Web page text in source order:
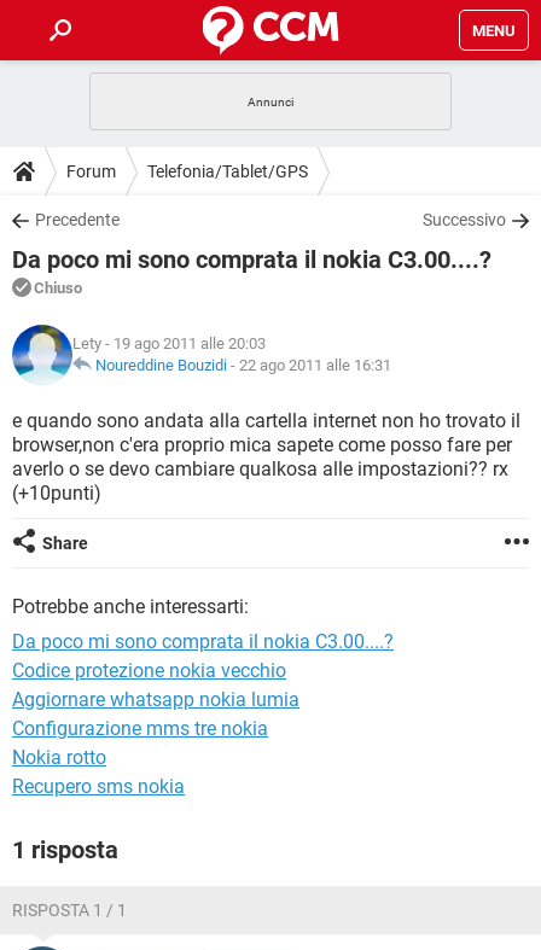
MENU
INTRATTENIMENTO ANDROID
iOS
INSTAGRAM WHATSAPP
TIKTOK
HARDWARE
GUIDE
COVID-19 GAMING
iOS
INSTAGRAM
TIKTOK FACEBOOK
DOWNLOAD
COVID-19 GAMING
INTRATTENIMENTO
iOS
INSTAGRAM
TIKTOK FACEBOOK
HARDWARE
FORUM
COVID-19
INTRATTENIMENTO ANDROID
INSTAGRAM WHATSAPP
TIKTOK
HARDWARE
GLOSSARIO
COVID-19
INTRATTENIMENTO ANDROID
iOS WINDOWS 10
INSTAGRAM
TIKTOK
Forum Telefonia/Tablet/GPS
Precedente Successivo
Da poco mi sono comprata il nokia C3.00....?
Chiuso
Lety - 19 ago 2011 alle 20:03
Noureddine Bouzidi - 22 ago 2011 alle 16:31
e quando sono andata alla cartella internet non ho trovato il
browser,non c'era proprio mica sapete come posso fare per
averlo o se devo cambiare qualkosa alle impostazioni?? rx
(+10punti)
Share
Potrebbe anche interessarti:
Da poco mi sono comprata il nokia C3.00....?
Codice protezione nokia vecchio
Aggiornare whatsapp nokia lumia
Configurazione mms tre nokia
Nokia rotto
Recupero sms nokia
1 risposta
RISPOSTA 1 / 1